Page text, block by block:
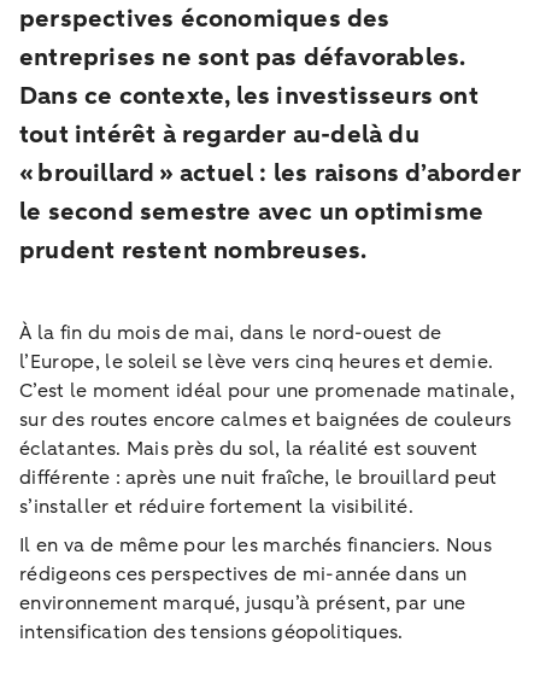
perspectives économiques des
entreprises ne sont pas défavorables.
Dans ce contexte, les investisseurs ont
tout intérêt à regarder au-delà du
« brouillard » actuel : les raisons d’aborder
le second semestre avec un optimisme
prudent restent nombreuses.
À la fin du mois de mai, dans le nord-ouest de
l’Europe, le soleil se lève vers cinq heures et demie.
C’est le moment idéal pour une promenade matinale,
sur des routes encore calmes et baignées de couleurs
éclatantes. Mais près du sol, la réalité est souvent
différente : après une nuit fraîche, le brouillard peut
s’installer et réduire fortement la visibilité.
Il en va de même pour les marchés financiers. Nous
rédigeons ces perspectives de mi-année dans un
environnement marqué, jusqu’à présent, par une
intensification des tensions géopolitiques.